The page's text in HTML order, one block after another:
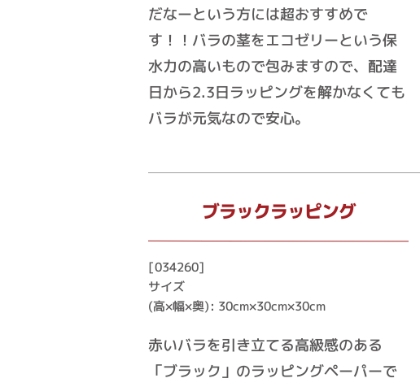
だなーという方には超おすすめで
す！！バラの茎をエコゼリーという保
水力の高いもので包みますので、配達
日から2.3日ラッピングを解かなくても
バラが元気なので安心。
ブラックラッピング
[034260]
サイズ
(高×幅×奥): 30cm×30cm×30cm
赤いバラを引き立てる高級感のある
「ブラック」のラッピングペーパーで